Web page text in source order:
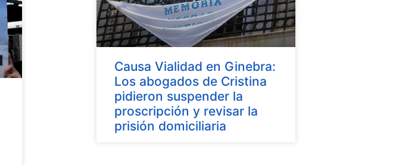
Causa Vialidad en Ginebra:
Los abogados de Cristina
pidieron suspender la
proscripción y revisar la
prisión domiciliaria